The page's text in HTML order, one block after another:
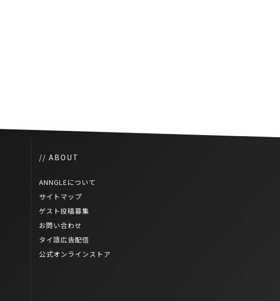
// ABOUT
ANNGLEについて
サイトマップ
ゲスト投稿募集
お問い合わせ
タイ語広告配信
公式オンラインストア